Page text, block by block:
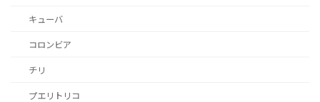
キューバ
コロンビア
チリ
プエリトリコ